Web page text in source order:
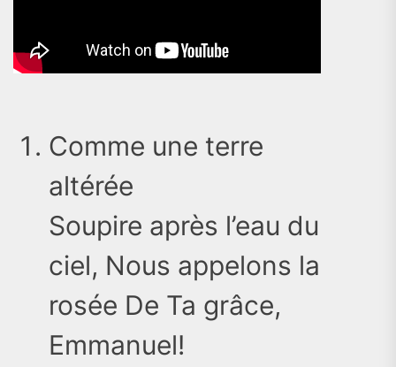
Comme une terre
altérée
Soupire après l’eau du
ciel, Nous appelons la
rosée De Ta grâce,
Emmanuel!